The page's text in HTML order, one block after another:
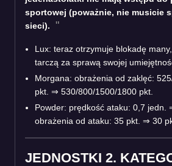
sportowej (poważnie, nie musicie
sieci).
Lux: teraz otrzymuje blokadę
tarczą za sprawą swojej
Morgana: obrażenia od zaklęć:
pkt. ⇒ 530/800/1500/1800 pkt.
Powder: prędkość ataku: 0,7 jedn.
obrażenia od ataku: 35 pkt. ⇒ 30
JEDNOSTKI 2.